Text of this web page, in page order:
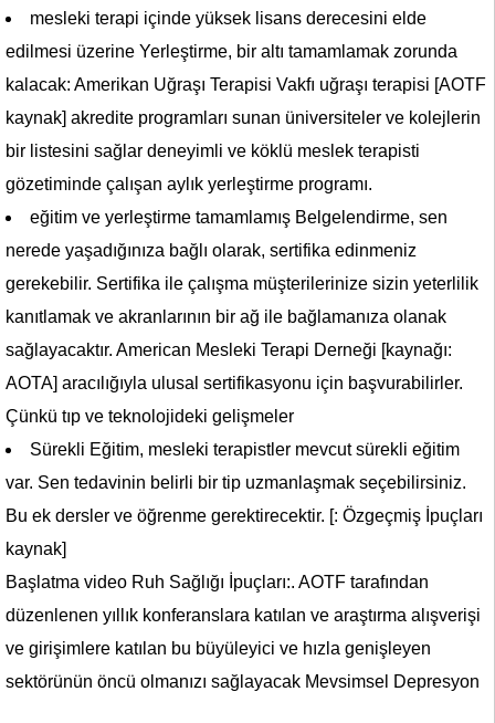
mesleki terapi içinde yüksek lisans derecesini elde
edilmesi üzerine Yerleştirme, bir altı tamamlamak zorunda
kalacak: Amerikan Uğraşı Terapisi Vakfı uğraşı terapisi [AOTF
kaynak] akredite programları sunan üniversiteler ve kolejlerin
bir listesini sağlar deneyimli ve köklü meslek terapisti
gözetiminde çalışan aylık yerleştirme programı.
eğitim ve yerleştirme tamamlamış Belgelendirme, sen
nerede yaşadığınıza bağlı olarak, sertifika edinmeniz
gerekebilir. Sertifika ile çalışma müşterilerinize sizin yeterlilik
kanıtlamak ve akranlarının bir ağ ile bağlamanıza olanak
sağlayacaktır. American Mesleki Terapi Derneği [kaynağı:
AOTA] aracılığıyla ulusal sertifikasyonu için başvurabilirler.
Çünkü tıp ve teknolojideki gelişmeler
Sürekli Eğitim, mesleki terapistler mevcut sürekli eğitim
var. Sen tedavinin belirli bir tip uzmanlaşmak seçebilirsiniz.
Bu ek dersler ve öğrenme gerektirecektir. [: Özgeçmiş İpuçları
kaynak]
Başlatma video Ruh Sağlığı İpuçları:. AOTF tarafından
düzenlenen yıllık konferanslara katılan ve araştırma alışverişi
ve girişimlere katılan bu büyüleyici ve hızla genişleyen
sektörünün öncü olmanızı sağlayacak Mevsimsel Depresyon